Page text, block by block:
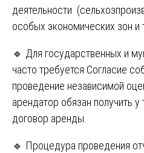
деятельности
особых экономических зон и
🔹 Для государственных и
часто требуется Согласие
проведение независимой
арендатор обязан получить
договор аренды.
🔹 Процедура проведения